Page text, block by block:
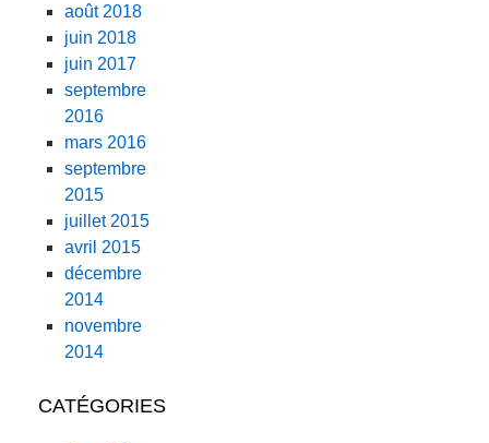
août 2018
juin 2018
juin 2017
septembre
2016
mars 2016
septembre
2015
juillet 2015
avril 2015
décembre
2014
novembre
2014
CATÉGORIES